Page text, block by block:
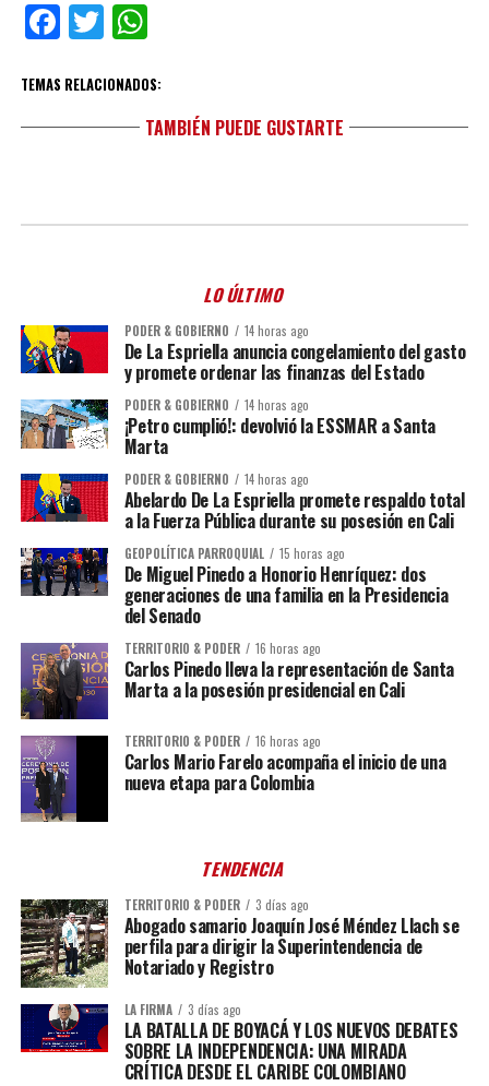
Facebook
TwitterWhatsApp
TEMAS RELACIONADOS:
TAMBIÉN PUEDE GUSTARTE
LO ÚLTIMO
PODER & GOBIERNO 14 horas ago
De La Espriella anuncia congelamiento del gasto
y promete ordenar las finanzas del Estado
PODER & GOBIERNO 14 horas ago
¡Petro cumplió!: devolvió la ESSMAR a Santa
Marta
PODER & GOBIERNO 14 horas ago
Abelardo De La Espriella promete respaldo total
a la Fuerza Pública durante su posesión en Cali
GEOPOLÍTICA PARROQUIAL 15 horas ago
De Miguel Pinedo a Honorio Henríquez: dos
generaciones de una familia en la Presidencia
del Senado
TERRITORIO & PODER 16 horas ago
Carlos Pinedo lleva la representación de Santa
Marta a la posesión presidencial en Cali
TERRITORIO & PODER 16 horas ago
Carlos Mario Farelo acompaña el inicio de una
nueva etapa para Colombia
TENDENCIA
TERRITORIO & PODER 3 días ago
Abogado samario Joaquín José Méndez Llach se
perfila para dirigir la Superintendencia de
Notariado y Registro
LA FIRMA 3 días ago
LA BATALLA DE BOYACÁ Y LOS NUEVOS DEBATES
SOBRE LA INDEPENDENCIA: UNA MIRADA
CRÍTICA DESDE EL CARIBE COLOMBIANO